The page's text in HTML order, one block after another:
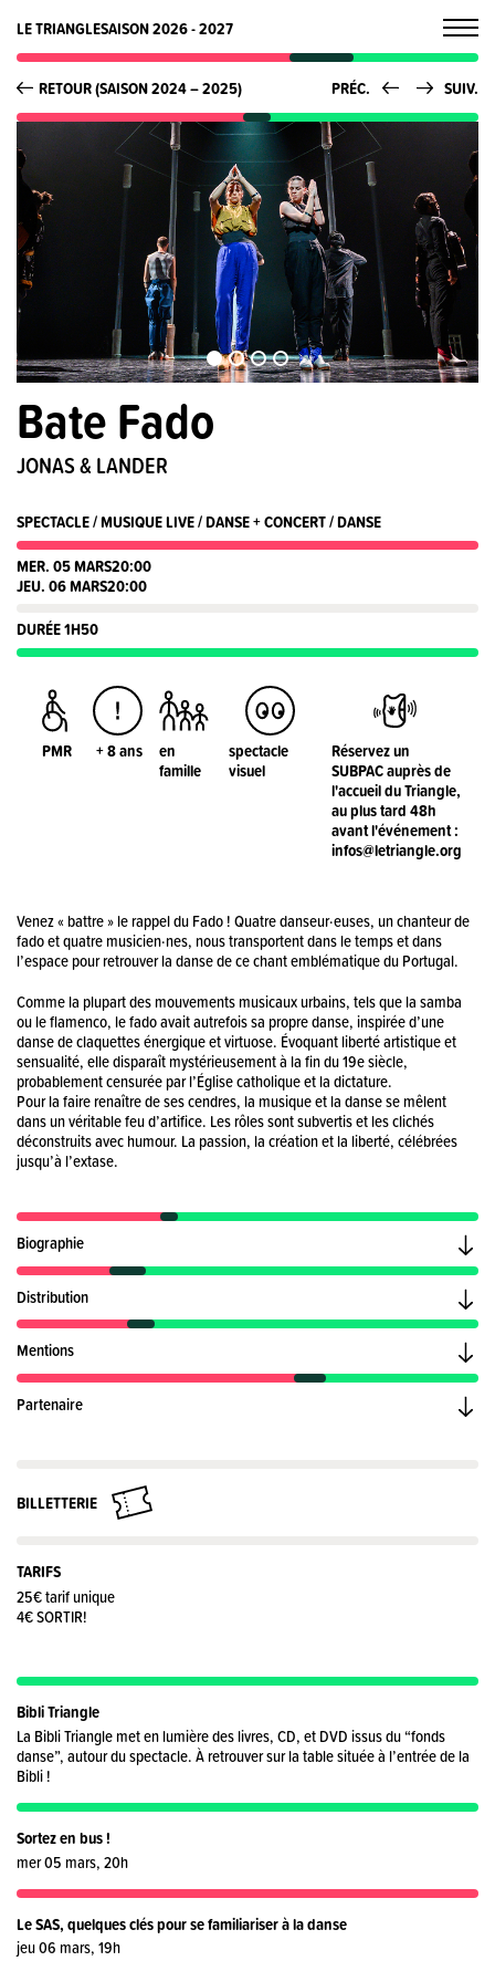
LE TRIANGLESAISON 2026 - 2027
RETOUR (SAISON 2024 – 2025) PRÉC. SUIV.
Bate Fado
JONAS & LANDER
SPECTACLE / MUSIQUE LIVE / DANSE + CONCERT / DANSE
MER. 05 MARS20:00
JEU. 06 MARS20:00
DURÉE 1H50
PMR + 8 ans
en
famille
spectacle
visuel
Réservez un
SUBPAC auprès de
l'accueil du Triangle,
au plus tard 48h
avant l'événement :
infos@letriangle.org
Venez « battre » le rappel du Fado ! Quatre danseur·euses, un chanteur de
fado et quatre musicien·nes, nous transportent dans le temps et dans
l’espace pour retrouver la danse de ce chant emblématique du Portugal.
Comme la plupart des mouvements musicaux urbains, tels que la samba
ou le flamenco, le fado avait autrefois sa propre danse, inspirée d’une
danse de claquettes énergique et virtuose. Évoquant liberté artistique et
sensualité, elle disparaît mystérieusement à la fin du 19e siècle,
probablement censurée par l’Église catholique et la dictature.
Pour la faire renaître de ses cendres, la musique et la danse se mêlent
dans un véritable feu d’artifice. Les rôles sont subvertis et les clichés
déconstruits avec humour. La passion, la création et la liberté, célébrées
jusqu’à l’extase.
Biographie
Distribution
Mentions
Partenaire
BILLETTERIE
TARIFS
25€ tarif unique
4€ SORTIR!
Bibli Triangle
La Bibli Triangle met en lumière des livres, CD, et DVD issus du “fonds
danse”, autour du spectacle. À retrouver sur la table située à l’entrée de la
Bibli !
Sortez en bus !
mer 05 mars, 20h
Le SAS, quelques clés pour se familiariser à la danse
jeu 06 mars, 19h